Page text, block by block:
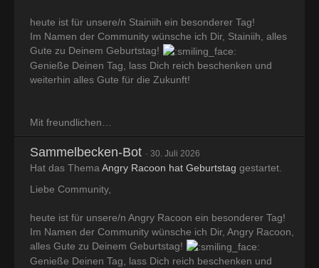
heute ist für unsere/n Stainiih ein besonderer Tag!
Im Namen der Community wünsche ich Dir, Stainiih, alles
Gute zu Deinem Geburtstag!
Genieße Deinen Tag, lass Dich reich beschenken und
weiterhin alles Gute für die Zukunft!
Mit freundlichen…
Sammelbecken-Bot 30. Juli 2026
Hat das Thema Angry Racoon hat Geburtstag gestartet.
Liebe Community,
heute ist für unsere/n Angry Racoon ein besonderer Tag!
Im Namen der Community wünsche ich Dir, Angry Racoon,
alles Gute zu Deinem Geburtstag!
Genieße Deinen Tag, lass Dich reich beschenken und